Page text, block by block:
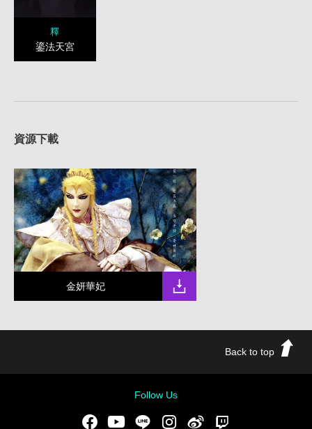
釋
鎏法天宮
資源下載
金妍華妃
Back to top
Follow Us
FacebookYoutubeLINE Instgram新浪微博